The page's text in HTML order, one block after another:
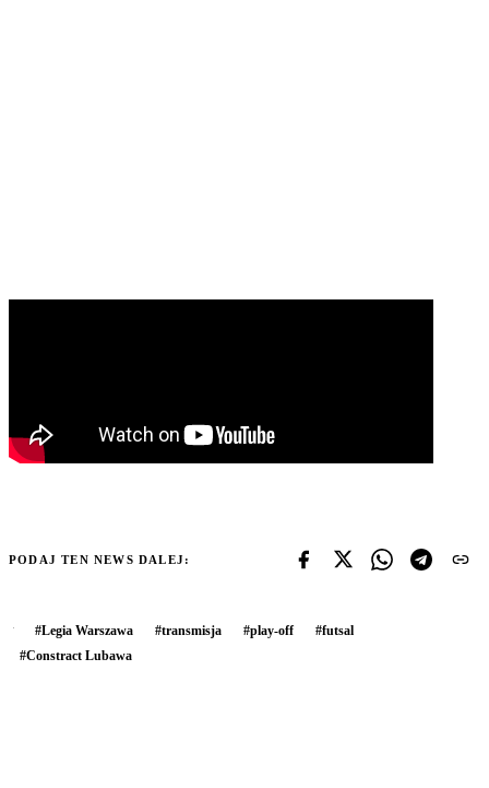
PODAJ TEN NEWS DALEJ:
#Legia Warszawa #transmisja #play-off #futsal
#Constract Lubawa